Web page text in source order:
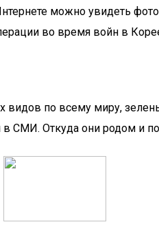
можно увидеть
во время войн в
видов по всему миру,
СМИ. Откуда они родом и